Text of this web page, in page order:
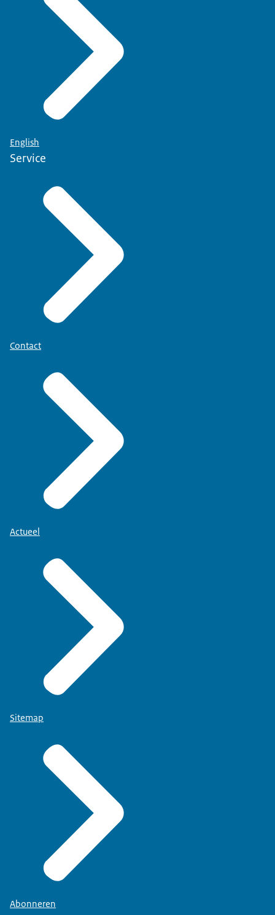
English
Service
Contact
Actueel
Sitemap
Abonneren